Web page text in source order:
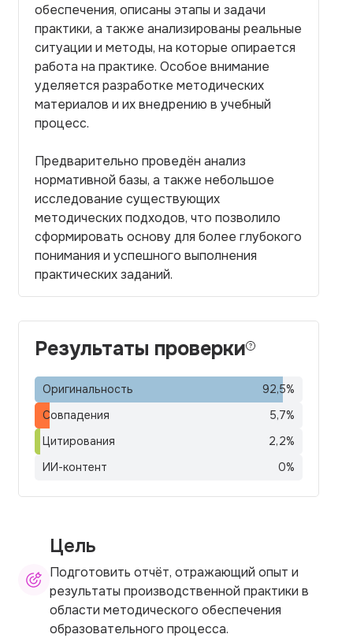
обеспечения, описаны этапы и задачи
практики, а также анализированы реальные
ситуации и методы, на которые опирается
работа на практике. Особое внимание
уделяется разработке методических
материалов и их внедрению в учебный
процесс.
Предварительно проведён анализ
нормативной базы, а также небольшое
исследование существующих
методических подходов, что позволило
сформировать основу для более глубокого
понимания и успешного выполнения
практических заданий.
Результаты проверки
Оригинальность 92,5%
Совпадения
5,7%
Цитирования
2,2%
ИИ-контент
0%
Цель
Подготовить отчёт, отражающий опыт и
результаты производственной практики в
области методического обеспечения
образовательного процесса.